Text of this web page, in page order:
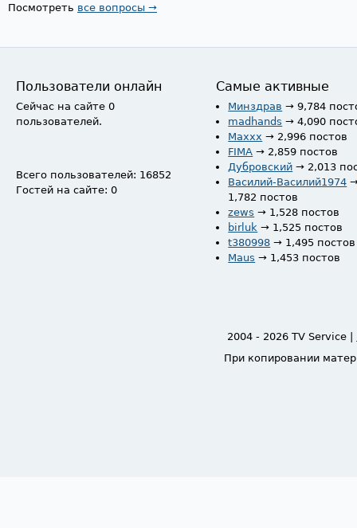
Посмотреть все вопросы →
Пользователи онлайн
Сейчас на сайте 0
пользователей.
Всего пользователей: 16852
Гостей на сайте: 0
Самые активные
Минздрав → 9,784
madhands → 4,090
Maxxx → 2,996 постов
FIMA → 2,859 постов
Дубровский → 2,013
Василий-Василий1974
1,782 постов
zews → 1,528 постов
birluk → 1,525 постов
t380998 → 1,495 постов
Maus → 1,453 постов
2004 - 2026 TV Service |
При копировании